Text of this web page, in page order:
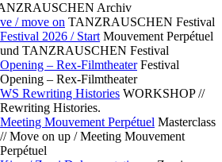
Archiv
/ move on TANZRAUSCHEN Festival
Festival 2026 / Start Mouvement Perpétuel
und TANZRAUSCHEN Festival
Opening – Rex-Filmtheater Festival
Opening – Rex-Filmtheater
WS Rewriting Histories WORKSHOP //
Rewriting Histories.
Meeting Mouvement Perpétuel Masterclass
// Move on up / Meeting Mouvement
Perpétuel